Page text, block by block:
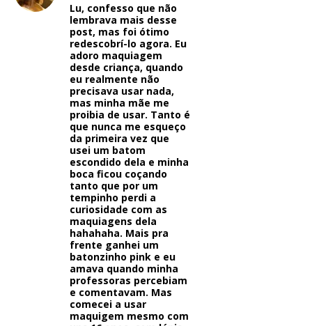
Lu, confesso que não
lembrava mais desse
post, mas foi ótimo
redescobrí-lo agora. Eu
adoro maquiagem
desde criança, quando
eu realmente não
precisava usar nada,
mas minha mãe me
proibia de usar. Tanto é
que nunca me esqueço
da primeira vez que
usei um batom
escondido dela e minha
boca ficou coçando
tanto que por um
tempinho perdi a
curiosidade com as
maquiagens dela
hahahaha. Mais pra
frente ganhei um
batonzinho pink e eu
amava quando minha
professoras percebiam
e comentavam. Mas
comecei a usar
maquigem mesmo com